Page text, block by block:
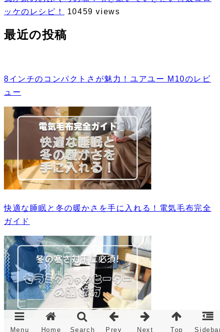
ッケのレシピ！
10459 views
最近の投稿
8インチのコンパクトさが魅力！ユアユー M10のレビ
ュー
快適な睡眠と冬の暖かさを手に入れる！電気毛布完全
ガイド
Menu Home Search Prev Next Top